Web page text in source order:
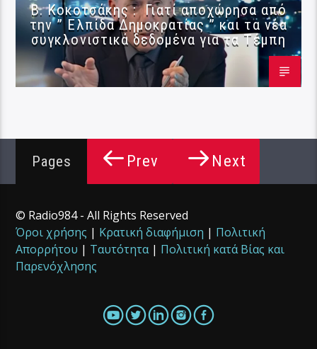
Β. Κοκοτσάκης : Γιατί αποχώρησα από
την ” Ελπίδα Δημοκρατίας ” και τα νέα
συγκλονιστικά δεδομένα για τα Τέμπη
Pages Prev Next
© Radio984 - All Rights Reserved
Όροι χρήσης | Κρατική διαφήμιση | Πολιτική
Απορρήτου | Ταυτότητα| Πολιτική κατά Βίας και
Παρενόχλησης